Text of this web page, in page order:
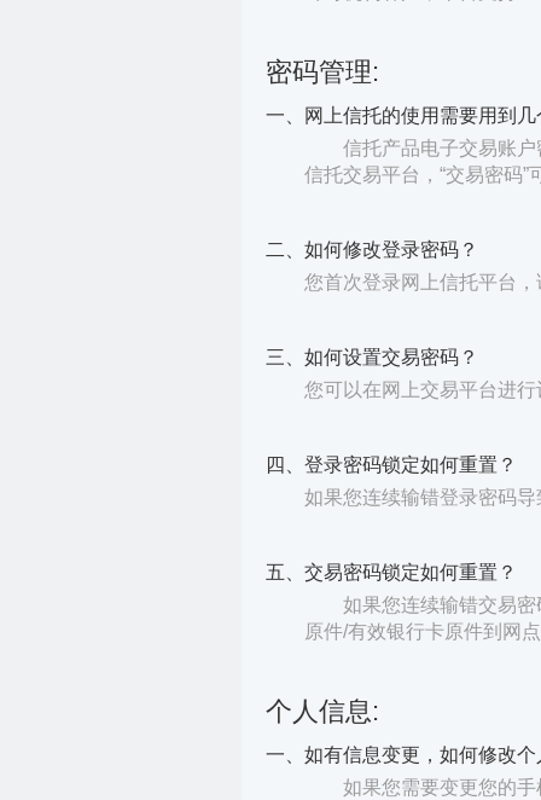
密码管理:
一、网上信托的使用需要用到几
信托产品电子交易账户
信托交易平台，“交易密码
二、如何修改登录密码？
您首次登录网上信托平台
三、如何设置交易密码？
您可以在网上交易平台进
四、登录密码锁定如何重置？
如果您连续输错登录密码
五、交易密码锁定如何重置？
如果您连续输错交易
原件/有效银行卡原件到网
个人信息:
一、如有信息变更，如何修改个
如果您需要变更您的